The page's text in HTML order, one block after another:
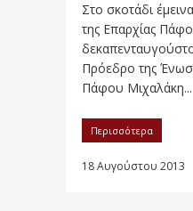
Στο σκοτάδι
της Επαρχίας
Πρόεδρο της
Πάφου Μιχαλάκη...
Περισσότερα
18 Αυγούστου 2013